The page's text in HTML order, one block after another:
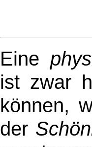
Eine
ist zwar
können,
der